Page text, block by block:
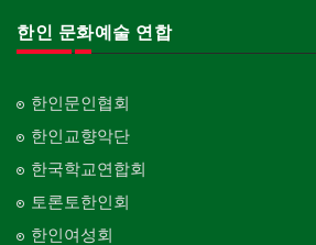
한인 문화예술 연합
한인문인협회
한인교향악단
한국학교연합회
토론토한인회
한인여성회